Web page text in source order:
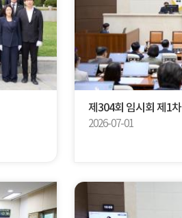
제304회 임시회 제1차
2026-07-01